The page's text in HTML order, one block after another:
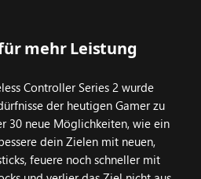
mehr Leistung
Controller Series 2 wurde
der heutigen Gamer zu
30 neue Möglichkeiten, wie ein
dein Zielen mit neuen,
feuere noch schneller mit